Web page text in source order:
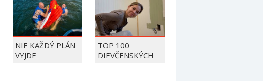
NIE KAŽDÝ PLÁN
VYJDE
TOP 100
DIEVČENSKÝCH